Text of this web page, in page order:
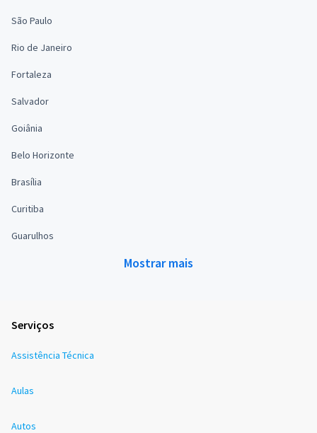
São Paulo
Rio de Janeiro
Fortaleza
Salvador
Goiânia
Belo Horizonte
Brasília
Curitiba
Guarulhos
Mostrar mais
Serviços
Assistência Técnica
Aulas
Autos